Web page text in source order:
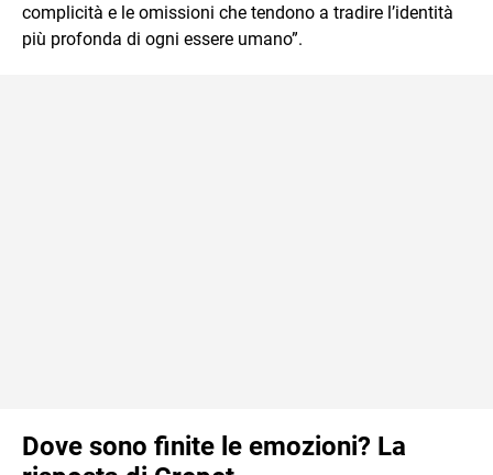
complicità e le omissioni che tendono a tradire l’identità
più profonda di ogni essere umano”.
Dove sono finite le emozioni? La